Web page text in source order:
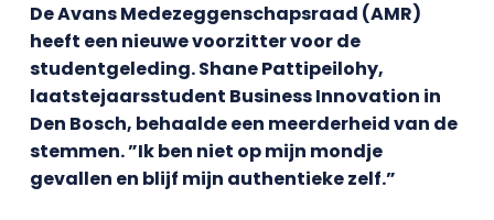
De Avans Medezeggenschapsraad (AMR)
heeft een nieuwe voorzitter voor de
studentgeleding. Shane Pattipeilohy,
laatstejaarsstudent Business Innovation in
Den Bosch, behaalde een meerderheid van de
stemmen. ”Ik ben niet op mijn mondje
gevallen en blijf mijn authentieke zelf.”